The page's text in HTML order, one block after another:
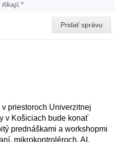
říkají."
Pridať správu
priestoroch Univerzitnej
v Košiciach bude konať
prednáškami a workshopmi
mikrokontroléroch, AI,